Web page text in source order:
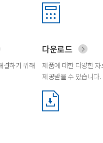
결하기 위해
다운로드
제품에 대한 다양한 자
제공받을 수 있습니다.